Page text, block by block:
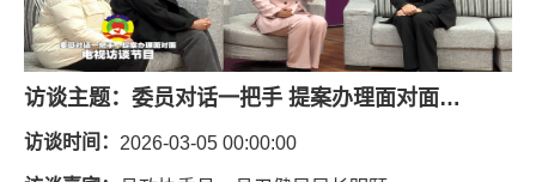
访谈主题： 委员对话一把手 提案办理面对面（免费两癌筛查、关爱女性健康）
访谈时间： 2026-03-05 00:00:00